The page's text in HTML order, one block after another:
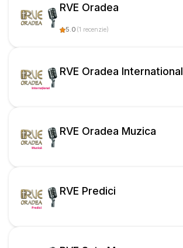
RVE Oradea
5.0 (1 recenzie)
RVE Oradea International
RVE Oradea Muzica
RVE Predici